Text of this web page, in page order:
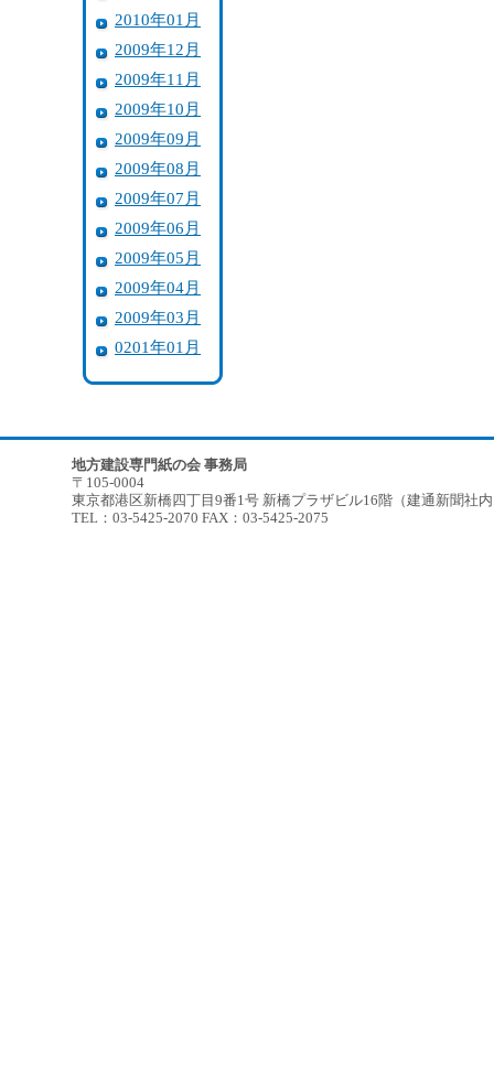
2010年01月
2009年12月
2009年11月
2009年10月
2009年09月
2009年08月
2009年07月
2009年06月
2009年05月
2009年04月
2009年03月
0201年01月
地方建設専門紙の会 事務局
〒105-0004
東京都港区新橋四丁目9番1号 新橋プラザビル16階（建通新聞社
TEL：03-5425-2070 FAX：03-5425-2075